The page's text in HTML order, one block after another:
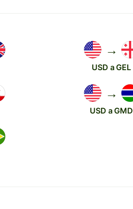
→
USD a GEL
→
USD a GMD